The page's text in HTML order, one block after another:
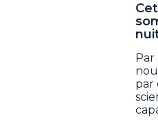
par